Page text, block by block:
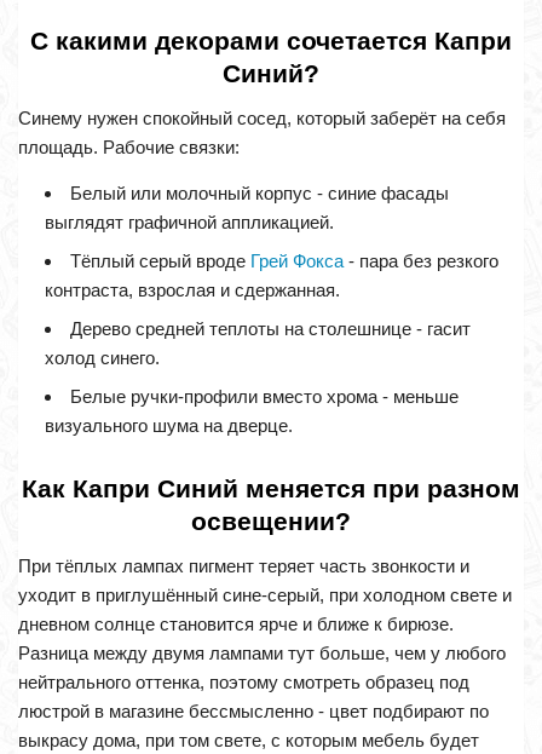
С какими декорами сочетается Капри
Синий?
Синему нужен спокойный сосед, который заберёт на себя
площадь. Рабочие связки:
Белый или молочный корпус - синие фасады
выглядят графичной аппликацией.
Тёплый серый вроде Грей Фокса - пара без резкого
контраста, взрослая и сдержанная.
Дерево средней теплоты на столешнице - гасит
холод синего.
Белые ручки-профили вместо хрома - меньше
визуального шума на дверце.
Как Капри Синий меняется при разном
освещении?
При тёплых лампах пигмент теряет часть звонкости и
уходит в приглушённый сине-серый, при холодном свете и
дневном солнце становится ярче и ближе к бирюзе.
Разница между двумя лампами тут больше, чем у любого
нейтрального оттенка, поэтому смотреть образец под
люстрой в магазине бессмысленно - цвет подбирают по
выкрасу дома, при том свете, с которым мебель будет